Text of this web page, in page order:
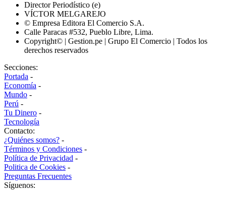
Director Periodístico (e)
VÍCTOR MELGAREJO
© Empresa Editora El Comercio S.A.
Calle Paracas #532, Pueblo Libre, Lima.
Copyright© | Gestion.pe | Grupo El Comercio | Todos los
derechos reservados
Secciones:
Portada -
Economía -
Mundo -
Perú -
Tu Dinero -
Tecnología
Contacto:
¿Quiénes somos? -
Términos y Condiciones -
Política de Privacidad -
Politica de Cookies -
Preguntas Frecuentes
Síguenos: